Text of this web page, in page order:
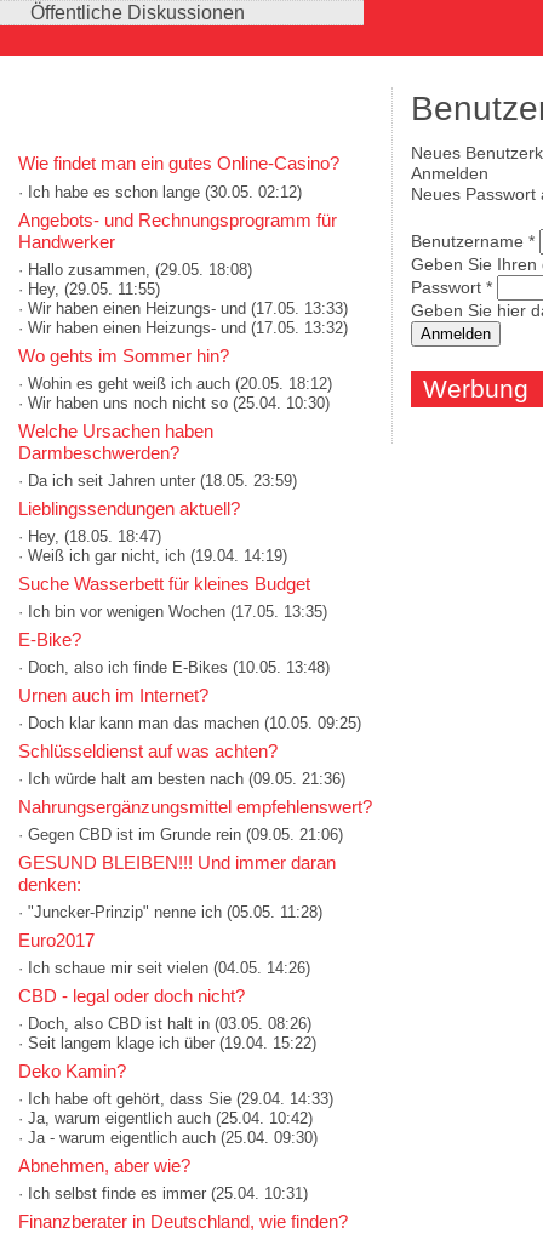
Öffentliche Diskussionen
Wie findet man ein gutes Online-Casino?
· Ich habe es schon lange (30.05. 02:12)
Angebots- und Rechnungsprogramm für
Handwerker
· Hallo zusammen, (29.05. 18:08)
· Hey, (29.05. 11:55)
· Wir haben einen Heizungs- und (17.05. 13:33)
· Wir haben einen Heizungs- und (17.05. 13:32)
Wo gehts im Sommer hin?
· Wohin es geht weiß ich auch (20.05. 18:12)
· Wir haben uns noch nicht so (25.04. 10:30)
Welche Ursachen haben
Darmbeschwerden?
· Da ich seit Jahren unter (18.05. 23:59)
Lieblingssendungen aktuell?
· Hey, (18.05. 18:47)
· Weiß ich gar nicht, ich (19.04. 14:19)
Suche Wasserbett für kleines Budget
· Ich bin vor wenigen Wochen (17.05. 13:35)
E-Bike?
· Doch, also ich finde E-Bikes (10.05. 13:48)
Urnen auch im Internet?
· Doch klar kann man das machen (10.05. 09:25)
Schlüsseldienst auf was achten?
· Ich würde halt am besten nach (09.05. 21:36)
Nahrungsergänzungsmittel empfehlenswert?
· Gegen CBD ist im Grunde rein (09.05. 21:06)
GESUND BLEIBEN!!! Und immer daran
denken:
· "Juncker-Prinzip" nenne ich (05.05. 11:28)
Euro2017
· Ich schaue mir seit vielen (04.05. 14:26)
CBD - legal oder doch nicht?
· Doch, also CBD ist halt in (03.05. 08:26)
· Seit langem klage ich über (19.04. 15:22)
Deko Kamin?
· Ich habe oft gehört, dass Sie (29.04. 14:33)
· Ja, warum eigentlich auch (25.04. 10:42)
· Ja - warum eigentlich auch (25.04. 09:30)
Abnehmen, aber wie?
· Ich selbst finde es immer (25.04. 10:31)
Finanzberater in Deutschland, wie finden?
Haupt-Reiter
Neues
Anmelden
(aktiver Reiter)
Neues Passwort
Benutzername *
Geben Sie Ihren
Passwort *
Geben Sie hier
Werbung
Auswahlmöglichkeiten